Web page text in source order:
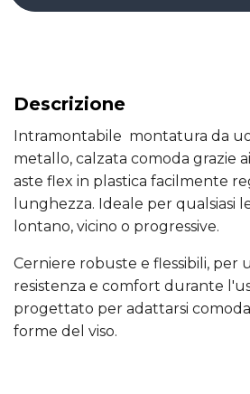
Descrizione
Intramontabile montatura da
metallo, calzata comoda grazie
aste flex in plastica facilmente
lunghezza. Ideale per qualsiasi
lontano, vicino o progressive.
Cerniere robuste e flessibili, per
resistenza e comfort durante
progettato per adattarsi
forme del viso.